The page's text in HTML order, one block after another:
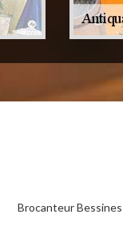
Brocanteur Bessines